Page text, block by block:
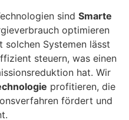
sind Smarte
optimieren
solchen Systemen lässt
steuern, was einen
hat. Wir
profitieren, die
fördert und